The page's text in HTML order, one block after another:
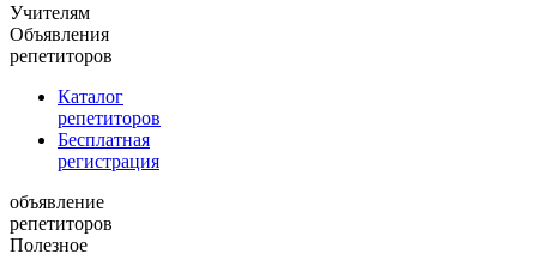
Учителям
Объявления
репетиторов
Каталог
репетиторов
Бесплатная
регистрация
объявление
репетиторов
Полезное